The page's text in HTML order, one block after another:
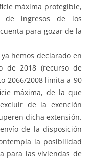
máxima protegible,
ingresos de los
para gozar de la
hemos declarado en
de 2018 (recurso de
2066/2008 limita a 90
máxima, de la que
de la exención
dicha extensión.
de la disposición
la posibilidad
para las viviendas de